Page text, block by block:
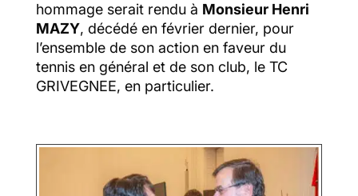
hommage serait rendu à Monsieur Henri
MAZY, décédé en février dernier, pour
l’ensemble de son action en faveur du
tennis en général et de son club, le TC
GRIVEGNEE, en particulier.